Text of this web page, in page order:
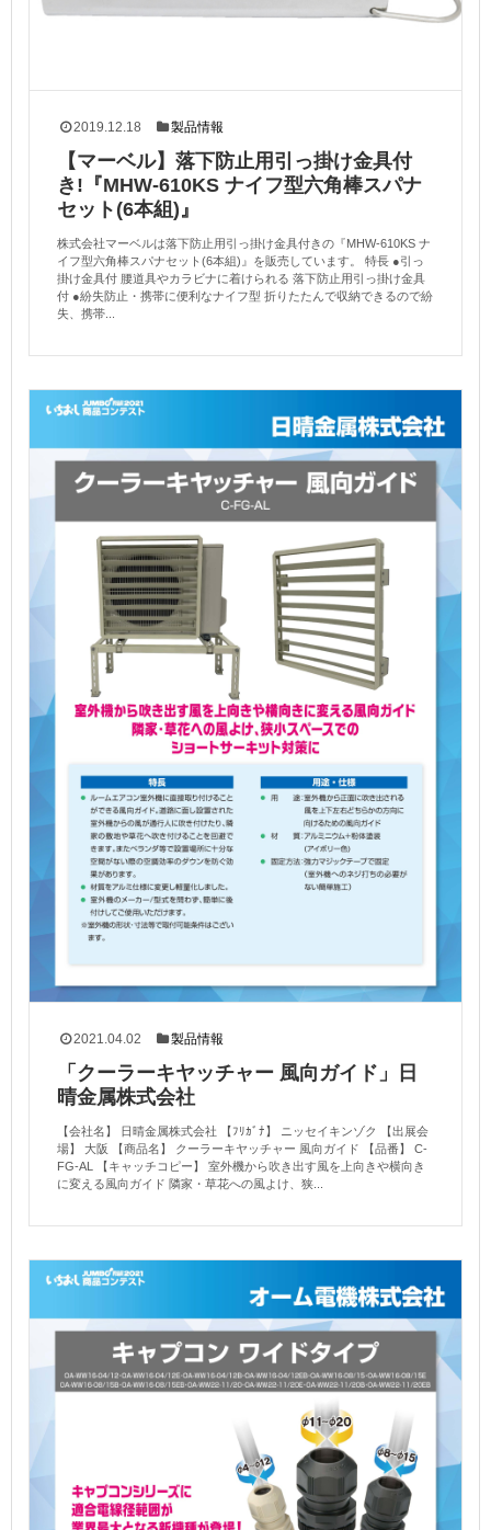
2019.12.18 製品情報
【マーベル】落下防止用引っ掛け金具付
き!『MHW-610KS ナイフ型六角棒スパナ
セット(6本組)』
株式会社マーベルは落下防止用引っ掛け金具付きの『MHW-610KS ナ
イフ型六角棒スパナセット(6本組)』を販売しています。 特長 ●引っ
掛け金具付 腰道具やカラビナに着けられる 落下防止用引っ掛け金具
付 ●紛失防止・携帯に便利なナイフ型 折りたたんで収納できるので紛
失、携帯...
2021.04.02 製品情報
「クーラーキヤッチャー 風向ガイド」日
晴金属株式会社
【会社名】 日晴金属株式会社 【ﾌﾘｶﾞﾅ】 ニッセイキンゾク 【出展会
場】 大阪 【商品名】 クーラーキヤッチャー 風向ガイド 【品番】 C-
FG-AL 【キャッチコピー】 室外機から吹き出す風を上向きや横向き
に変える風向ガイド 隣家・草花への風よけ、狭...